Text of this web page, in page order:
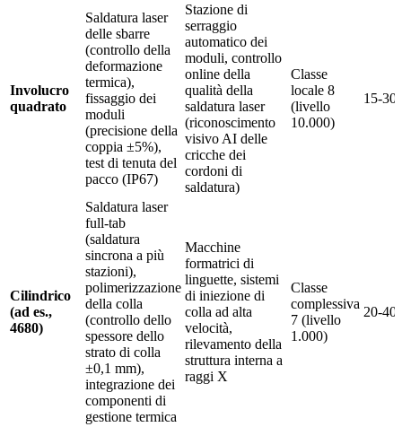
Involucro
quadrato
Saldatura laser
delle sbarre
(controllo della
deformazione
termica),
fissaggio dei
moduli
(precisione della
coppia ±5%),
test di tenuta del
pacco (IP67)
Stazione di
serraggio
automatico dei
moduli, controllo
online della
qualità della
saldatura laser
(riconoscimento
visivo AI delle
cricche dei
cordoni di
saldatura)
Classe
locale 8
(livello
10.000)
15-30
Cilindrico
(ad es.,
4680)
Saldatura laser
full-tab
(saldatura
sincrona a più
stazioni),
polimerizzazione
della colla
(controllo dello
spessore dello
strato di colla
±0,1 mm),
integrazione dei
componenti di
gestione termica
Macchine
formatrici di
linguette, sistemi
di iniezione di
colla ad alta
velocità,
rilevamento della
struttura interna a
raggi X
Classe
complessiva
7 (livello
1.000)
20-40